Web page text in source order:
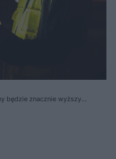
będzie znacznie wyższy,